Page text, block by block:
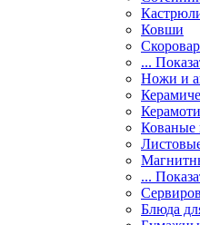
Ковши
...
Ножи и
Кованые
...
Блюда